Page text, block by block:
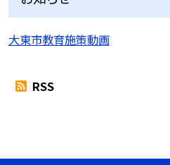
大東市教育施策動画
RSS